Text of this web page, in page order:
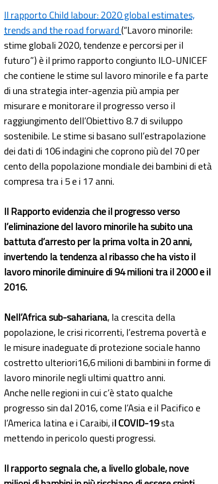
Il rapporto Child labour: 2020 global estimates,
trends and the road forward(“Lavoro minorile:
stime globali 2020, tendenze e percorsi per il
futuro”) è il primo rapporto congiunto ILO-UNICEF
che contiene le stime sul lavoro minorile e fa parte
di una strategia inter-agenzia più ampia per
misurare e monitorare il progresso verso il
raggiungimento dell’Obiettivo 8.7 di sviluppo
sostenibile. Le stime si basano sull’estrapolazione
dei dati di 106 indagini che coprono più del 70 per
cento della popolazione mondiale dei bambini di età
compresa tra i 5 e i 17 anni.
Il Rapporto evidenzia che il progresso verso
l’eliminazione del lavoro minorile ha subito una
battuta d’arresto per la prima volta in 20 anni,
invertendo la tendenza al ribasso che ha visto il
lavoro minorile diminuire di 94 milioni tra il 2000 e il
2016.
Nell’Africa sub-sahariana, la crescita della
popolazione, le crisi ricorrenti, l’estrema povertà e
le misure inadeguate di protezione sociale hanno
costretto ulteriori16,6 milioni di bambini in forme di
lavoro minorile negli ultimi quattro anni.
Anche nelle regioni in cui c’è stato qualche
progresso sin dal 2016, come l’Asia e il Pacifico e
l’America latina e i Caraibi, il COVID-19sta
mettendo in pericolo questi progressi.
Il rapporto segnala che, a livello globale, nove